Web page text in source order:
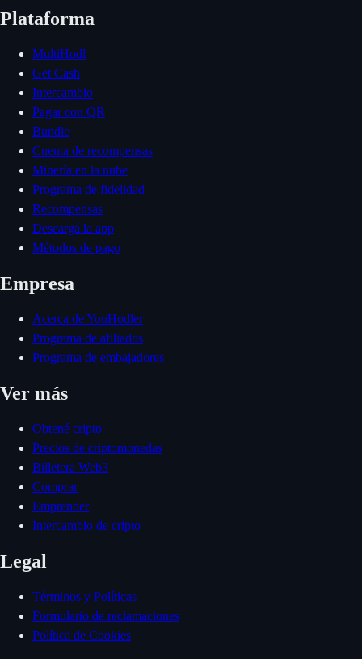
Plataforma
MultiHodl
Get Cash
Intercambio
Pagar con QR
Bundle
Cuenta de recompensas
Minería en la nube
Programa de fidelidad
Recompensas
Descargá la app
Métodos de pago
Empresa
Acerca de YouHodler
Programa de afiliados
Programa de embajadores
Ver más
Obtené cripto
Precios de criptomonedas
Billetera Web3
Comprar
Emprender
Intercambio de cripto
Legal
Términos y Políticas
Formulario de reclamaciones
Política de Cookies